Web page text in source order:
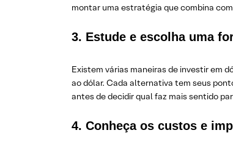
montar uma estratégia que combina
3. Estude e escolha uma
Existem várias maneiras de investir em
ao dólar. Cada alternativa tem seus
antes de decidir qual faz mais sentido
4. Conheça os custos e